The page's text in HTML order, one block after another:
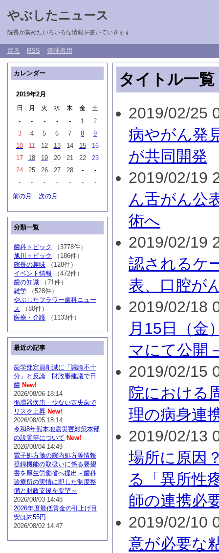
やぶしたニュース
院長が集めたいろいろな情報を書いていきます
戻る RSS 管理者用
タイトル一覧
2019/02/25
病やがん発
が共同開発
2019/02/19
ん舌がん公
術へ
2019/02/19
認されるケ
表、口腔が
2019/02/18
月15日（金
マにて公開
2019/02/15
院における
理の病身連
2019/02/13
場所に原因
る「異所性
師の連携必
2019/02/10
意が必要な
カレンダー
2019年2月
日
月 火 水 木 金
土
-
- - - - 1
2
3
4 5 6 7 8
9
10
11 12 13 14 15
16
17
18 19 20 21 22
23
24
25 26 27 28 -
-
-
- - - - -
-
前の月
次の月
分類一覧
歯科トピック
（3778件）
旭川トピック
（186件）
院長の趣味 （128件）
イベント情報 （472件）
歯の知識 （71件）
雑学 （528件）
やぶしたフラワー歯科ニュー
ス （80件）
医療・介護 （1133件）
最近の記事
歯学部定員削減に「議論不十
分」と反論 財政審建議で日
歯 New!
2026/08/06 18:14
循環器疾患－少ない喪失歯で
リスク上昇 New!
2026/08/05 18:14
令和8年熊本地震災害対策本部
の設置等について New!
2026/08/04 14:49
電子処方箋の院内処方等情報
登録機能の取扱いに係る要望
書を厚生労働省へ提出～歯科
診療所の実情に即した制度整
備と財政支援を要望～
2026/08/03 14:48
2026年度最低賃金の引上げ目
安は約55円
2026/08/02 14:47